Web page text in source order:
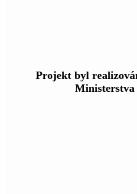
Projekt byl